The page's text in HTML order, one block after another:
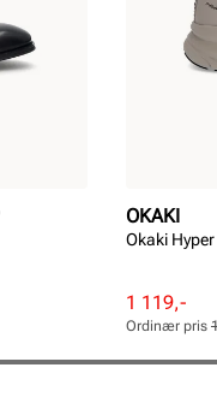
OKAKI
Okaki
Rabattert
pris
Pris
1 119,-
Ordinær
pris
Pris
Ordinær pris